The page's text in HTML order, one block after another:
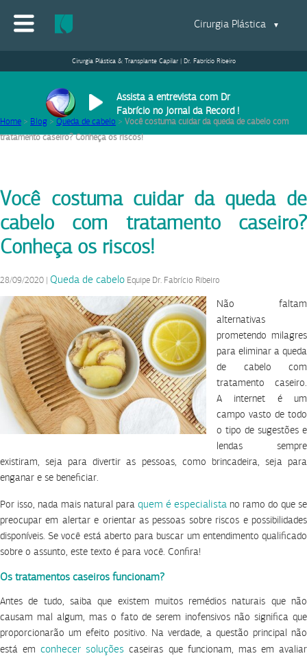
Cirurgia Plástica ▼
Cirurgia Plástica & Transplante Capilar | Dr. Fabrício Ribeiro
Assista a entrevista com Dr
Fabrício no Jornal da Record !
Home > Blog > Queda de cabelo > Você costuma cuidar da queda de cabelo com
tratamento caseiro? Conheça os riscos!
Você costuma cuidar da queda de
cabelo com tratamento caseiro?
Conheça os riscos!
28/09/2020 | Queda de cabelo Equipe Dr. Fabrício Ribeiro
Não faltam
alternativas
prometendo milagres
para eliminar a queda
de cabelo com
tratamento caseiro.
A internet é um
campo vasto de todo
o tipo de sugestões e
lendas sempre
existiram, seja para divertir as pessoas, como brincadeira, seja para
enganar e se beneficiar.
Por isso, nada mais natural para quem é especialista no ramo do que se
preocupar em alertar e orientar as pessoas sobre riscos e possibilidades
disponíveis. Se você está aberto para buscar um entendimento qualificado
sobre o assunto, este texto é para você. Confira!
Os tratamentos caseiros funcionam?
Antes de tudo, saiba que existem muitos remédios naturais que não
causam mal algum, mas o fato de serem inofensivos não significa que
proporcionarão um efeito positivo. Na verdade, a questão principal não
está emconhecer soluções caseiras que funcionam, mas em avaliar